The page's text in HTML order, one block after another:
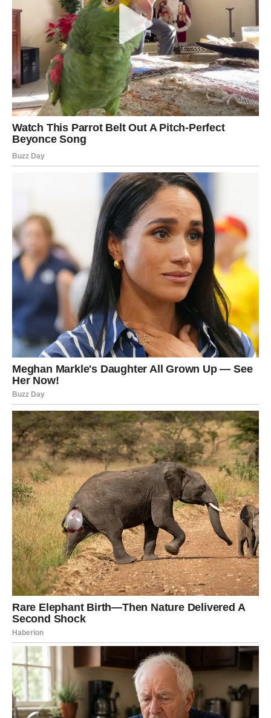
Duša konačno pronalazi svoju sreću
Pred vama su trenuci puni nježnosti i ljubavi.
Ciganski horoskop za ljubav donosi mnogim znakovima
Zodijaka emocije, romantiku i sudbinske susrete, ali
posebno će blistati Vage kojima karte donose srodnu
dušu i Jarčevi koji konačno pronalaze emotivni mir.
Ovo je period tokom kojeg sudbina pokazuje da prava
ljubav dolazi onda kada srce prestane sumnjati i počne